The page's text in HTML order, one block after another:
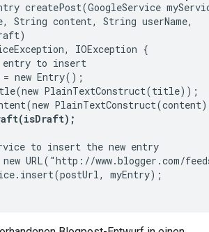
createPost(GoogleService
String content, String userName,
IOException {
to insert
new Entry();
PlainTextConstruct(title));
to insert the new entry
new URL("http://www.blogger.com/
myEntry);